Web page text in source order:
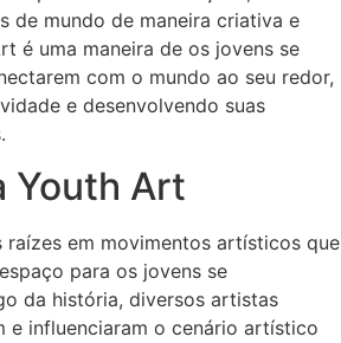
de mundo de maneira criativa e
é uma maneira de os jovens se
com o mundo ao seu redor,
e desenvolvendo suas
Youth Art
raízes em movimentos artísticos que
para os jovens se
da história, diversos artistas
e influenciaram o cenário artístico